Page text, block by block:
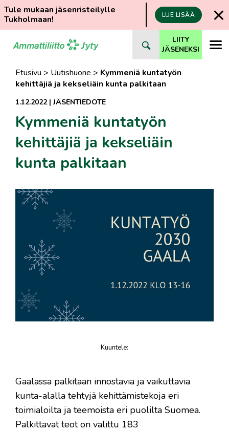
Tule mukaan jäsenristeilylle
Tukholmaan!
LUE LISÄÄ
suoraan
LIITY
JÄSENEKSI
Etusivu > Uutishuone > Kymmeniä kuntatyön
kehittäjiä ja kekseliäin kunta palkitaan
1.12.2022|JÄSENTIEDOTE
Kymmeniä kuntatyön
kehittäjiä ja kekseliäin
kunta palkitaan
Kuuntele:
Gaalassa palkitaan innostavia ja vaikuttavia
kunta-alalla tehtyjä kehittämistekoja eri
toimialoilta ja teemoista eri puolilta Suomea.
Palkittavat teot on valittu 183